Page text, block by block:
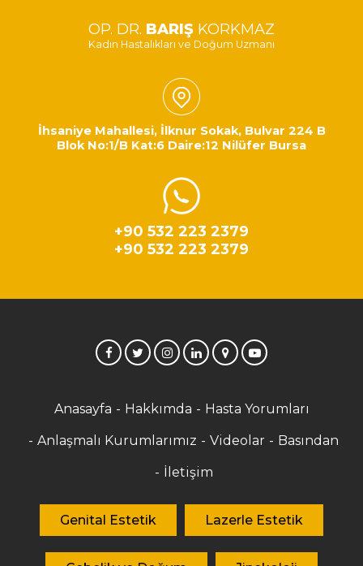
OP. DR. BARIŞ KORKMAZ
Kadın Hastalıkları ve Doğum Uzmanı
İhsaniye Mahallesi, İlknur Sokak, Bulvar 224 B
Blok No:1/B Kat:6 Daire:12 Nilüfer Bursa
+90 532 223 2379
+90 532 223 2379
Anasayfa Hakkımda Hasta Yorumları
Anlaşmalı Kurumlarımız Videolar Basından
İletişim
Genital Estetik Lazerle Estetik